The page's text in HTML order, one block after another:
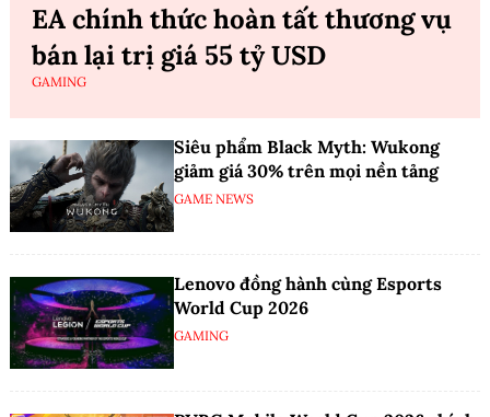
EA chính thức hoàn tất thương vụ
bán lại trị giá 55 tỷ USD
GAMING
Siêu phẩm Black Myth: Wukong
giảm giá 30% trên mọi nền tảng
GAME NEWS
Lenovo đồng hành cùng Esports
World Cup 2026
GAMING